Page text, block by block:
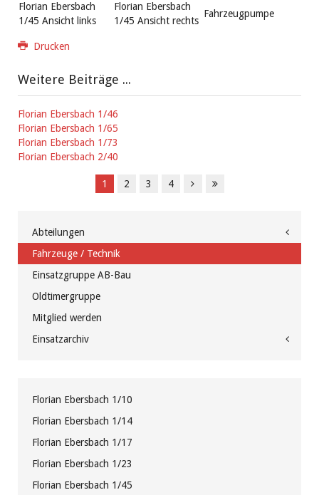
Florian Ebersbach
1/45 Ansicht links
Florian Ebersbach
1/45 Ansicht rechts
Fahrzeugpumpe
Drucken
Weitere Beiträge ...
Florian Ebersbach 1/46
Florian Ebersbach 1/65
Florian Ebersbach 1/73
Florian Ebersbach 2/40
1 2 3 4
Abteilungen
Fahrzeuge / Technik
Einsatzgruppe AB-Bau
Oldtimergruppe
Mitglied werden
Einsatzarchiv
Florian Ebersbach 1/10
Florian Ebersbach 1/14
Florian Ebersbach 1/17
Florian Ebersbach 1/23
Florian Ebersbach 1/45